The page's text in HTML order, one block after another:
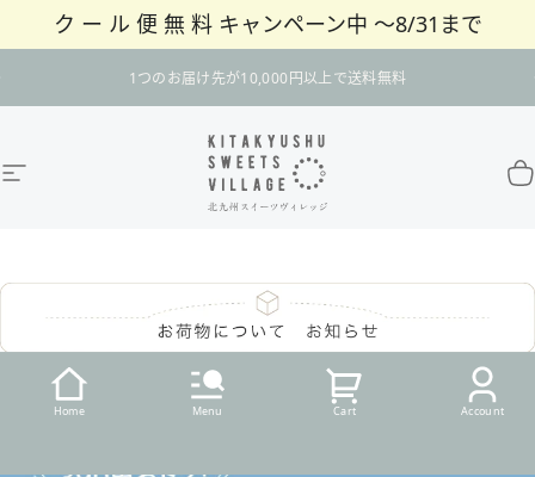
ク ー ル 便 無 料 キャンペーン中 〜8/31まで
1つのお届け先が10,000円以上で送料無料
スライドショーを一時停止
サイトナビゲーション 北九州スイーツヴィレッジ / 公式オンラインショ
Home Menu Cart Account